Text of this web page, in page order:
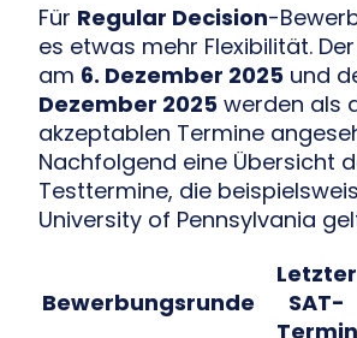
Für Regular Decision-
es etwas mehr Flexibilität.
am 6. Dezember 2025 und
Dezember 2025 werden als
akzeptablen Termine
Nachfolgend eine Übersicht
Testtermine, die
University of Pennsylvania
Bewerbungsrunde
Letzter
SAT-
Termin